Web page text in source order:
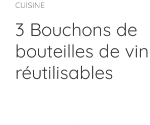
CUISINE
3 Bouchons de
bouteilles de vin
réutilisables